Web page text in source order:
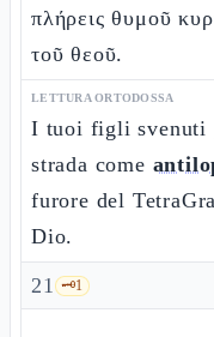
πλήρεις θυμοῦ
τοῦ θεοῦ.
LETTURA ORTODOSSA
I tuoi figli svenuti
strada come
furore del
Dio.
21 🗝️1